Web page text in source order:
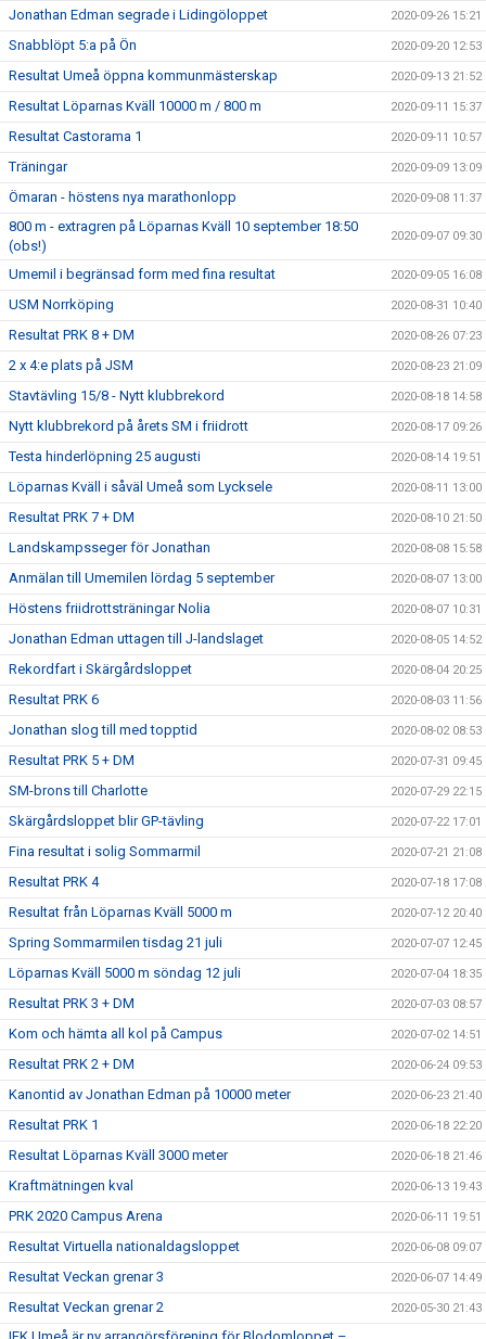
Jonathan Edman segrade i Lidingöloppet 2020-09-26 15:21
Snabblöpt 5:a på Ön 2020-09-20 12:53
Resultat Umeå öppna kommunmästerskap 2020-09-13 21:52
Resultat Löparnas Kväll 10000 m / 800 m 2020-09-11 15:37
Resultat Castorama 1 2020-09-11 10:57
Träningar 2020-09-09 13:09
Ömaran - höstens nya marathonlopp 2020-09-08 11:37
800 m - extragren på Löparnas Kväll 10 september 18:50
(obs!)
2020-09-07 09:30
Umemil i begränsad form med fina resultat 2020-09-05 16:08
USM Norrköping 2020-08-31 10:40
Resultat PRK 8 + DM 2020-08-26 07:23
2 x 4:e plats på JSM 2020-08-23 21:09
Stavtävling 15/8 - Nytt klubbrekord 2020-08-18 14:58
Nytt klubbrekord på årets SM i friidrott 2020-08-17 09:26
Testa hinderlöpning 25 augusti 2020-08-14 19:51
Löparnas Kväll i såväl Umeå som Lycksele 2020-08-11 13:00
Resultat PRK 7 + DM 2020-08-10 21:50
Landskampsseger för Jonathan 2020-08-08 15:58
Anmälan till Umemilen lördag 5 september 2020-08-07 13:00
Höstens friidrottsträningar Nolia 2020-08-07 10:31
Jonathan Edman uttagen till J-landslaget 2020-08-05 14:52
Rekordfart i Skärgårdsloppet 2020-08-04 20:25
Resultat PRK 6 2020-08-03 11:56
Jonathan slog till med topptid 2020-08-02 08:53
Resultat PRK 5 + DM 2020-07-31 09:45
SM-brons till Charlotte 2020-07-29 22:15
Skärgårdsloppet blir GP-tävling 2020-07-22 17:01
Fina resultat i solig Sommarmil 2020-07-21 21:08
Resultat PRK 4 2020-07-18 17:08
Resultat från Löparnas Kväll 5000 m 2020-07-12 20:40
Spring Sommarmilen tisdag 21 juli 2020-07-07 12:45
Löparnas Kväll 5000 m söndag 12 juli 2020-07-04 18:35
Resultat PRK 3 + DM 2020-07-03 08:57
Kom och hämta all kol på Campus 2020-07-02 14:51
Resultat PRK 2 + DM 2020-06-24 09:53
Kanontid av Jonathan Edman på 10000 meter 2020-06-23 21:40
Resultat PRK 1 2020-06-18 22:20
Resultat Löparnas Kväll 3000 meter 2020-06-18 21:46
Kraftmätningen kval 2020-06-13 19:43
PRK 2020 Campus Arena 2020-06-11 19:51
Resultat Virtuella nationaldagsloppet 2020-06-08 09:07
Resultat Veckan grenar 3 2020-06-07 14:49
Resultat Veckan grenar 2 2020-05-30 21:43